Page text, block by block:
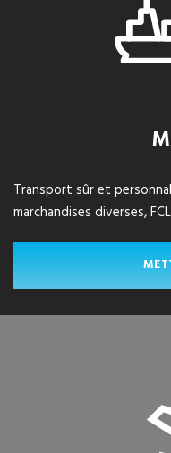
Transport sûr et
marchandises diverses,